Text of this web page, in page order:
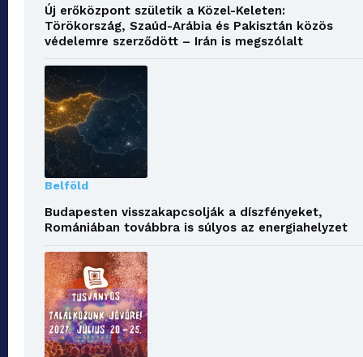
Új erőközpont születik a Közel-Keleten:
Törökország, Szaúd-Arábia és Pakisztán közös
védelemre szerződött – Irán is megszólalt
Belföld
Budapesten visszakapcsolják a díszfényeket,
Romániában továbbra is súlyos az energiahelyzet